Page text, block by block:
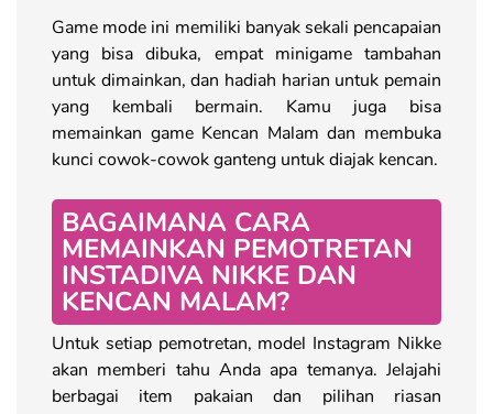
Game mode ini memiliki banyak sekali pencapaian
yang bisa dibuka, empat minigame tambahan
untuk dimainkan, dan hadiah harian untuk pemain
yang kembali bermain. Kamu juga bisa
memainkan game Kencan Malam dan membuka
kunci cowok-cowok ganteng untuk diajak kencan.
BAGAIMANA CARA
MEMAINKAN PEMOTRETAN
INSTADIVA NIKKE DAN
KENCAN MALAM?
Untuk setiap pemotretan, model Instagram Nikke
akan memberi tahu Anda apa temanya. Jelajahi
berbagai item pakaian dan pilihan riasan